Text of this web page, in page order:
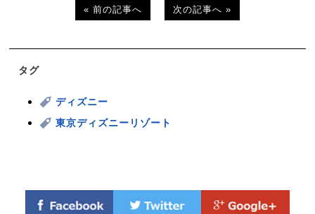
« 前の記事へ 次の記事へ »
タグ
ディズニー
東京ディズニーリゾート